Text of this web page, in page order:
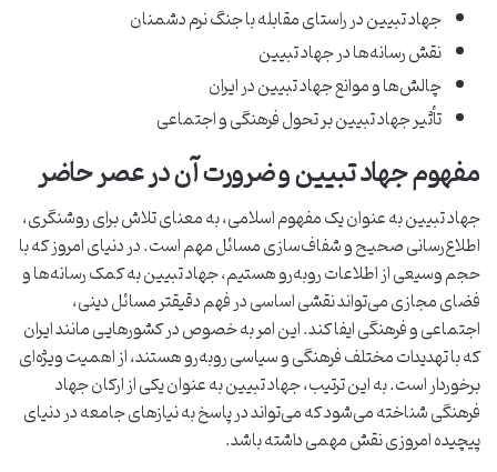
جهاد تبیین در راستای مقابله با جنگ نرم دشمنان
نقش رسانه‌ها در جهاد تبیین
چالش‌ها و موانع جهاد تبیین در ایران
تأثیر جهاد تبیین بر تحول فرهنگی و اجتماعی
مفهوم جهاد تبیین و ضرورت آن در عصر حاضر
جهاد تبیین به عنوان یک مفهوم اسلامی، به معنای تلاش برای روشنگری،
اطلاع‌رسانی صحیح و شفاف‌سازی مسائل مهم است. در دنیای امروز که با
حجم وسیعی از اطلاعات روبه‌رو هستیم، جهاد تبیین به کمک رسانه‌ها و
فضای مجازی می‌تواند نقشی اساسی در فهم دقیقتر مسائل دینی،
اجتماعی و فرهنگی ایفا کند. این امر به خصوص در کشورهایی مانند ایران
که با تهدیدات مختلف فرهنگی و سیاسی روبه‌رو هستند، از اهمیت ویژه‌ای
برخوردار است. به این ترتیب، جهاد تبیین به عنوان یکی از ارکان جهاد
فرهنگی شناخته می‌شود که می‌تواند در پاسخ به نیازهای جامعه در دنیای
پیچیده امروزی نقش مهمی داشته باشد.